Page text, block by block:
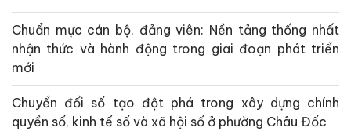
Chuẩn mực cán bộ, đảng viên: Nền tảng thống nhất
nhận thức và hành động trong giai đoạn phát triển
mới
Chuyển đổi số tạo đột phá trong xây dựng chính
quyền số, kinh tế số và xã hội số ở phường Châu Đốc